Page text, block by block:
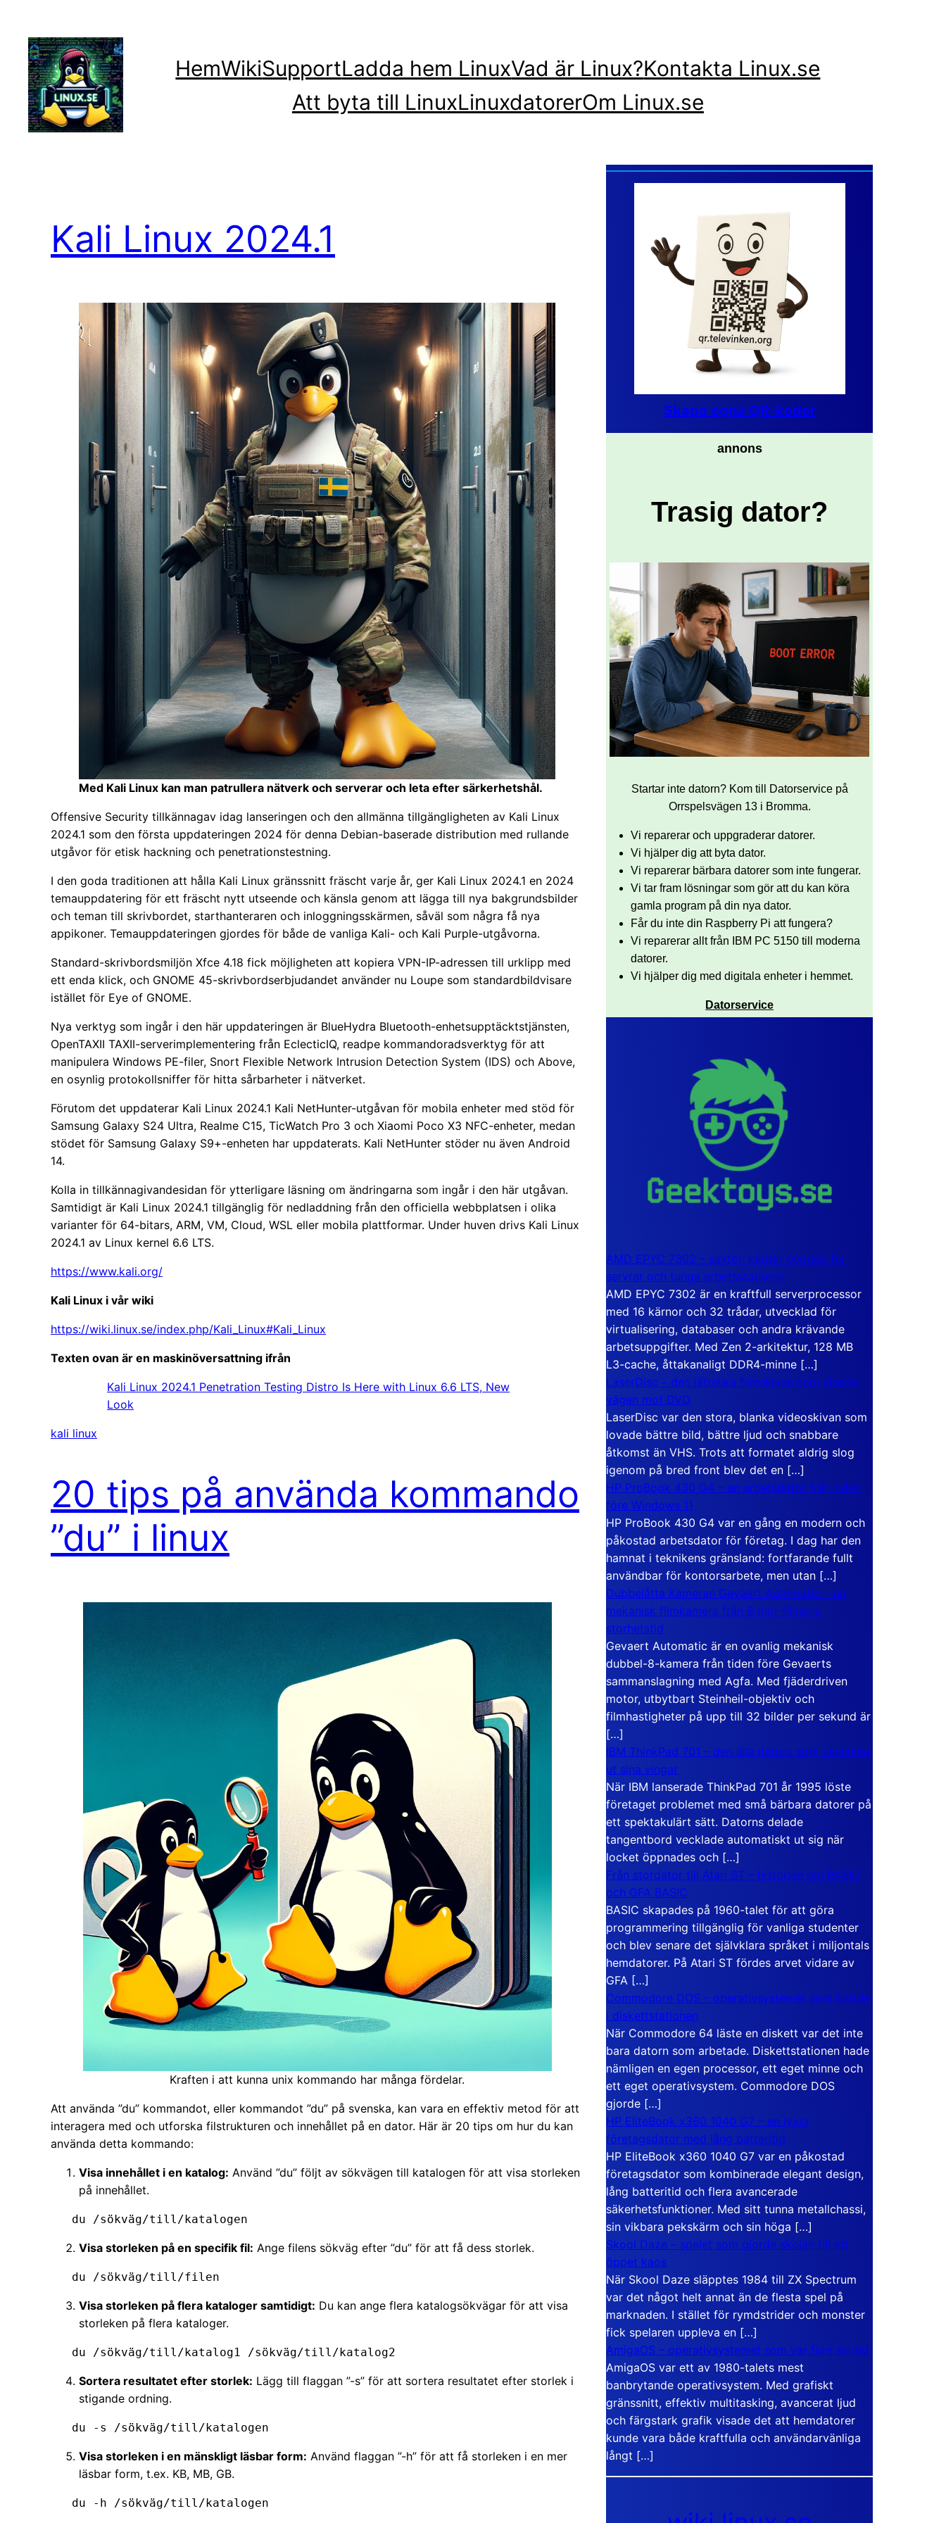
innehåll
HemWikiSupportLadda hem LinuxVad är Linux?Kontakta Linux.se
Att byta till LinuxLinuxdatorerOm Linux.se
Kali Linux 2024.1
Med Kali Linux kan man patrullera nätverk och serverar och leta efter särkerhetshål.
Offensive Security tillkännagav idag lanseringen och den allmänna tillgängligheten av Kali Linux
2024.1 som den första uppdateringen 2024 för denna Debian-baserade distribution med rullande
utgåvor för etisk hackning och penetrationstestning.
I den goda traditionen att hålla Kali Linux gränssnitt fräscht varje år, ger Kali Linux 2024.1 en 2024
temauppdatering för ett fräscht nytt utseende och känsla genom att lägga till nya bakgrundsbilder
och teman till skrivbordet, starthanteraren och inloggningsskärmen, såväl som några få nya
appikoner. Temauppdateringen gjordes för både de vanliga Kali- och Kali Purple-utgåvorna.
Standard-skrivbordsmiljön Xfce 4.18 fick möjligheten att kopiera VPN-IP-adressen till urklipp med
ett enda klick, och GNOME 45-skrivbordserbjudandet använder nu Loupe som standardbildvisare
istället för Eye of GNOME.
Nya verktyg som ingår i den här uppdateringen är BlueHydra Bluetooth-enhetsupptäcktstjänsten,
OpenTAXII TAXII-serverimplementering från EclecticIQ, readpe kommandoradsverktyg för att
manipulera Windows PE-filer, Snort Flexible Network Intrusion Detection System (IDS) och Above,
en osynlig protokollsniffer för hitta sårbarheter i nätverket.
Förutom det uppdaterar Kali Linux 2024.1 Kali NetHunter-utgåvan för mobila enheter med stöd för
Samsung Galaxy S24 Ultra, Realme C15, TicWatch Pro 3 och Xiaomi Poco X3 NFC-enheter, medan
stödet för Samsung Galaxy S9+-enheten har uppdaterats. Kali NetHunter stöder nu även Android
14.
Kolla in tillkännagivandesidan för ytterligare läsning om ändringarna som ingår i den här utgåvan.
Samtidigt är Kali Linux 2024.1 tillgänglig för nedladdning från den officiella webbplatsen i olika
varianter för 64-bitars, ARM, VM, Cloud, WSL eller mobila plattformar. Under huven drivs Kali Linux
2024.1 av Linux kernel 6.6 LTS.
https://www.kali.org/
Kali Linux i vår wiki
https://wiki.linux.se/index.php/Kali_Linux#Kali_Linux
Texten ovan är en maskinöversattning ifrån
Kali Linux 2024.1 Penetration Testing Distro Is Here with Linux 6.6 LTS, New
Look
kali linux
20 tips på använda kommando
”du” i linux
Kraften i att kunna unix kommando har många fördelar.
Att använda ”du” kommandot, eller kommandot ”du” på svenska, kan vara en effektiv metod för att
interagera med och utforska filstrukturen och innehållet på en dator. Här är 20 tips om hur du kan
använda detta kommando:
Visa innehållet i en katalog: Använd ”du” följt av sökvägen till katalogen för att visa storleken
på innehållet.
   du /sökväg/till/katalogen
Visa storleken på en specifik fil: Ange filens sökväg efter ”du” för att få dess storlek.
   du /sökväg/till/filen
Visa storleken på flera kataloger samtidigt: Du kan ange flera katalogsökvägar för att visa
storleken på flera kataloger.
   du /sökväg/till/katalog1 /sökväg/till/katalog2
Sortera resultatet efter storlek: Lägg till flaggan ”-s” för att sortera resultatet efter storlek i
stigande ordning.
   du -s /sökväg/till/katalogen
Visa storleken i en mänskligt läsbar form: Använd flaggan ”-h” för att få storleken i en mer
läsbar form, t.ex. KB, MB, GB.
   du -h /sökväg/till/katalogen
Skapa egna QR-koder
annons
Trasig dator?
Startar inte datorn? Kom till Datorservice på
Orrspelsvägen 13 i Bromma.
Vi reparerar och uppgraderar datorer.
Vi hjälper dig att byta dator.
Vi reparerar bärbara datorer som inte fungerar.
Vi tar fram lösningar som gör att du kan köra
gamla program på din nya dator.
Får du inte din Raspberry Pi att fungera?
Vi reparerar allt från IBM PC 5150 till moderna
datorer.
Vi hjälper dig med digitala enheter i hemmet.
Datorservice
AMD EPYC 7302 – sexton kärnor byggda för
servrar och tunga arbetsstationer
AMD EPYC 7302 är en kraftfull serverprocessor
med 16 kärnor och 32 trådar, utvecklad för
virtualisering, databaser och andra krävande
arbetsuppgifter. Med Zen 2-arkitektur, 128 MB
L3-cache, åttakanaligt DDR4-minne […]
LaserDisc – den jättelika filmskivan som visade
vägen mot DVD
LaserDisc var den stora, blanka videoskivan som
lovade bättre bild, bättre ljud och snabbare
åtkomst än VHS. Trots att formatet aldrig slog
igenom på bred front blev det en […]
HP ProBook 430 G4 – en arbetsdator från tiden
före Windows 11
HP ProBook 430 G4 var en gång en modern och
påkostad arbetsdator för företag. I dag har den
hamnat i teknikens gränsland: fortfarande fullt
användbar för kontorsarbete, men utan […]
Dubbelåtta Kameran Gevaert Automatic – en
mekanisk filmkamera från 8 mm-filmens
storhetstid
Gevaert Automatic är en ovanlig mekanisk
dubbel-8-kamera från tiden före Gevaerts
sammanslagning med Agfa. Med fjäderdriven
motor, utbytbart Steinheil-objektiv och
filmhastigheter på upp till 32 bilder per sekund är
[…]
IBM ThinkPad 701 – den lilla datorn som vecklade
ut sina vingar
När IBM lanserade ThinkPad 701 år 1995 löste
företaget problemet med små bärbara datorer på
ett spektakulärt sätt. Datorns delade
tangentbord vecklade automatiskt ut sig när
locket öppnades och […]
Från stordator till Atari ST – historien om BASIC
och GFA BASIC
BASIC skapades på 1960-talet för att göra
programmering tillgänglig för vanliga studenter
och blev senare det självklara språket i miljontals
hemdatorer. På Atari ST fördes arvet vidare av
GFA […]
Commodore DOS – operativsystemet som bodde
i diskettstationen
När Commodore 64 läste en diskett var det inte
bara datorn som arbetade. Diskettstationen hade
nämligen en egen processor, ett eget minne och
ett eget operativsystem. Commodore DOS
gjorde […]
HP EliteBook x360 1040 G7 – en lyxig
företagsdator med lång batteritid
HP EliteBook x360 1040 G7 var en påkostad
företagsdator som kombinerade elegant design,
lång batteritid och flera avancerade
säkerhetsfunktioner. Med sitt tunna metallchassi,
sin vikbara pekskärm och sin höga […]
Skool Daze – spelet som gjorde skolan till ett
öppet kaos
När Skool Daze släpptes 1984 till ZX Spectrum
var det något helt annat än de flesta spel på
marknaden. I stället för rymdstrider och monster
fick spelaren uppleva en […]
AmigaOS – operativsystemet som var före sin tid
AmigaOS var ett av 1980-talets mest
banbrytande operativsystem. Med grafiskt
gränssnitt, effektiv multitasking, avancerat ljud
och färgstark grafik visade det att hemdatorer
kunde vara både kraftfulla och användarvänliga
långt […]